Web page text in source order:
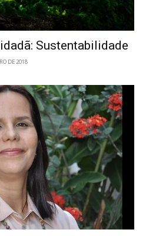
Sustentabilidade
DE 2018